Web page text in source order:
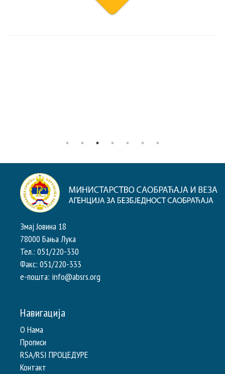
Змај Јовина 18
78000 Бања Лука
Тел.: 051/220-330
Факс: 051/220-333
e-пошта: info@absrs.org
Навигација
О Нама
Прописи
RSA/RSI ПРОЦЕДУРЕ
Контакт